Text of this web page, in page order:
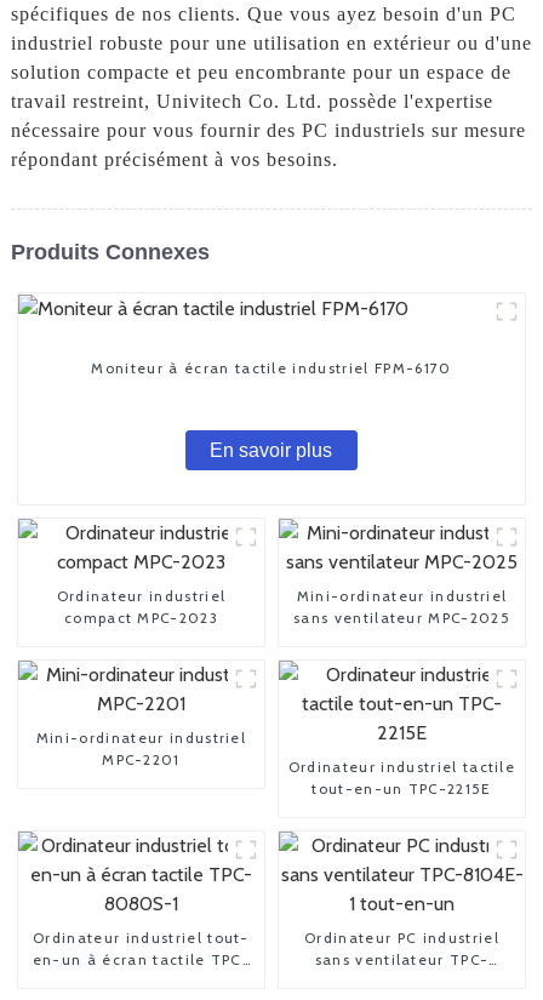
spécifiques de nos clients. Que vous ayez besoin d'un PC
industriel robuste pour une utilisation en extérieur ou d'une
solution compacte et peu encombrante pour un espace de
travail restreint, Univitech Co. Ltd. possède l'expertise
nécessaire pour vous fournir des PC industriels sur mesure
répondant précisément à vos besoins.
Produits Connexes
Moniteur à écran tactile industriel FPM-6170
En savoir plus
Ordinateur industriel
compact MPC-2023
Mini-ordinateur industriel
sans ventilateur MPC-2025
Mini-ordinateur industriel
MPC-2201
Ordinateur industriel tactile
tout-en-un TPC-2215E
Ordinateur industriel tout-
en-un à écran tactile TPC-
Ordinateur PC industriel
sans ventilateur TPC-